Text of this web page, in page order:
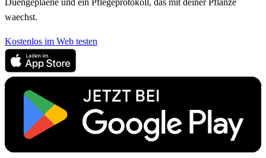
Duengeplaene und ein Pflegeprotokoll, das mit deiner Pflanze
waechst.
Kostenlos im Web testen